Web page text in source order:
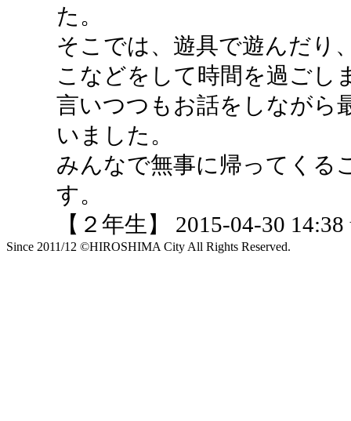
た。
そこでは、遊具で遊んだり
こなどをして時間を過ごし
言いつつもお話をしながら
いました。
みんなで無事に帰ってくる
す。
【２年生】 2015-04-30 14:38
Since 2011/12 ©HIROSHIMA City All Rights Reserved.